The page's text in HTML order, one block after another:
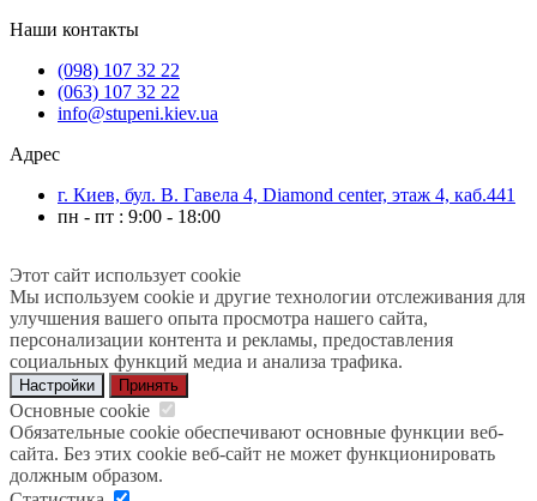
Наши контакты
(098) 107 32 22
(063) 107 32 22
info@stupeni.kiev.ua
Адрес
г. Киев, бул. В. Гавела 4, Diamond center, этаж 4, каб.441
пн - пт : 9:00 - 18:00
Этот сайт использует cookie
Мы используем cookie и другие технологии отслеживания для
улучшения вашего опыта просмотра нашего сайта,
персонализации контента и рекламы, предоставления
социальных функций медиа и анализа трафика.
Настройки Принять
Основные cookie
Обязательные cookie обеспечивают основные функции веб-
сайта. Без этих cookie веб-сайт не может функционировать
должным образом.